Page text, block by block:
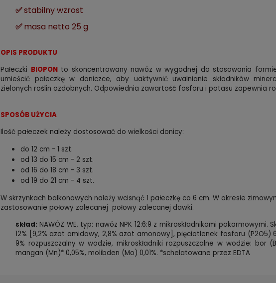
✅stabilny wzrost
✅masa netto 25 g
OPIS PRODUKTU
Pałeczki BIOPONto skoncentrowany nawóz w wygodnej do stosowania formie
umieścić pałeczkę w doniczce, aby uaktywnić uwalnianie składników
zielonych roślin ozdobnych. Odpowiednia zawartość fosforu i potasu zapewnia
SPOSÓB UŻYCIA
Ilość pałeczek należy dostosować do wielkości donicy:
do 12 cm - 1 szt.
od 13 do 15 cm - 2 szt.
od 16 do 18 cm - 3 szt.
od 19 do 21 cm - 4 szt.
W skrzynkach balkonowych należy wcisnąć 1 pałeczkę co 6 cm. W okresie
zastosowanie połowy zalecanej połowy zalecanej dawki.
skład: NAWÓZ WE, typ: nawóz NPK 12:6:9 z mikroskładnikami
12% [9,2% azot amidowy, 2,8% azot amonowy], pięciotlenek fosforu
9% rozpuszczalny w wodzie, mikroskładniki rozpuszczalne w wodzie: bor
mangan (Mn)* 0,05%, molibden (Mo) 0,01%. *schelatowane przez EDTA